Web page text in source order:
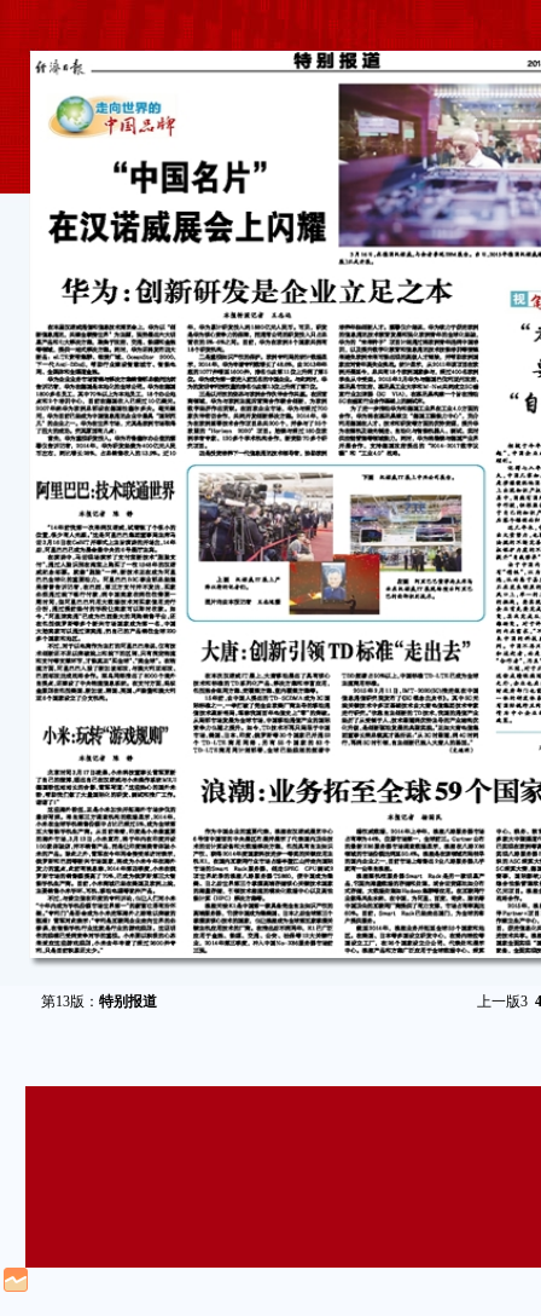
第13版： 特别报道 上一版3 4